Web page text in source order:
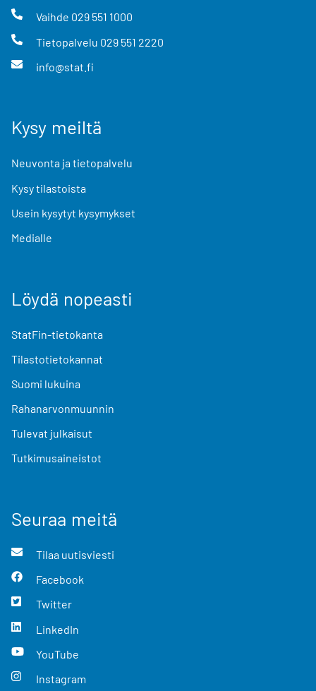
Vaihde 029 551 1000
Tietopalvelu 029 551 2220
info@stat.fi
Kysy meiltä
Neuvonta ja tietopalvelu
Kysy tilastoista
Usein kysytyt kysymykset
Medialle
Löydä nopeasti
StatFin-tietokanta
Tilastotietokannat
Suomi lukuina
Rahanarvonmuunnin
Tulevat julkaisut
Tutkimusaineistot
Seuraa meitä
Tilaa uutisviesti
Facebook
Twitter
LinkedIn
YouTube
Instagram